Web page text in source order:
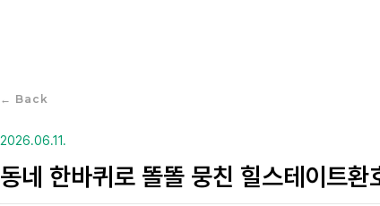
← Back
2026.06.11.
동네 한바퀴로 똘똘 뭉친 힐스테이트환